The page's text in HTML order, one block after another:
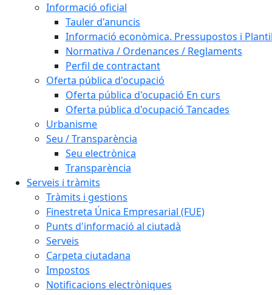
Informació oficial
Tauler d'anuncis
Informació econòmica. Pressupostos i
Normativa / Ordenances / Reglaments
Perfil de contractant
Oferta pública d'ocupació
Oferta pública d'ocupació En curs
Oferta pública d'ocupació Tancades
Urbanisme
Seu / Transparència
Seu electrònica
Transparència
Serveis i tràmits
Tràmits i gestions
Finestreta Única Empresarial (FUE)
Punts d'informació al ciutadà
Serveis
Carpeta ciutadana
Impostos
Notificacions electròniques